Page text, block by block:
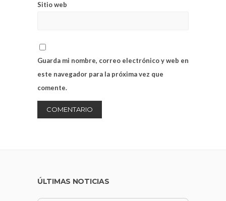
Sitio web
Guarda mi nombre, correo electrónico y web en
este navegador para la próxima vez que
comente.
ÚLTIMAS NOTICIAS